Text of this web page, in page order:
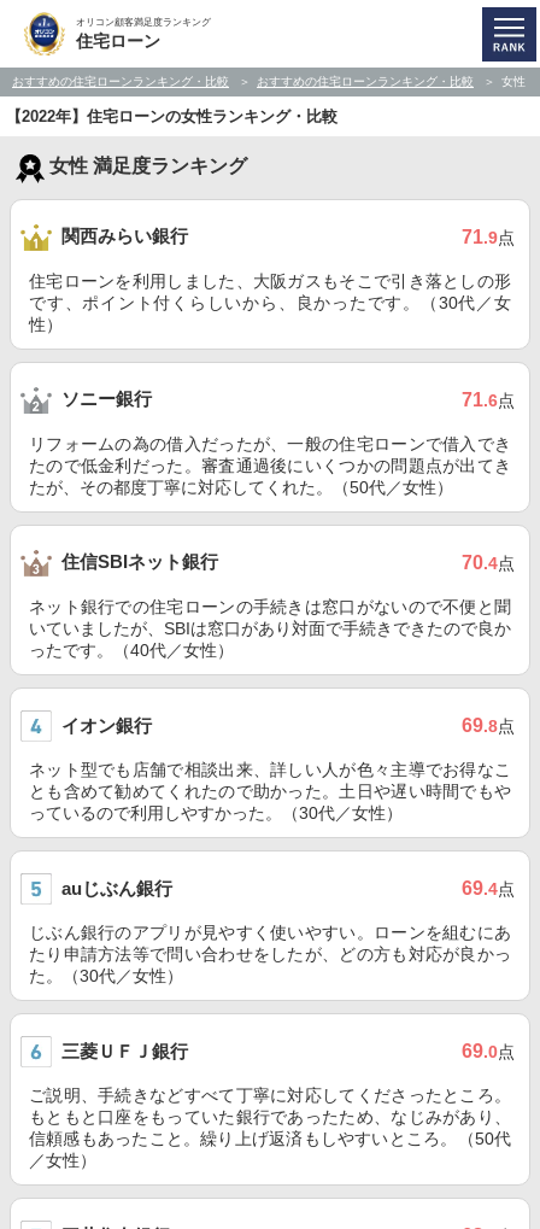
オリコン顧客満足度ランキング
住宅ローン
おすすめの住宅ローンランキング・比較 おすすめの住宅ローンランキング・比較 女性
【2022年】住宅ローンの女性ランキング・比較
女性 満足度ランキング
関西みらい銀行 71.9点
住宅ローンを利用しました、大阪ガスもそこで引き落としの形
です、ポイント付くらしいから、良かったです。（30代／女
性）
ソニー銀行 71.6点
リフォームの為の借入だったが、一般の住宅ローンで借入でき
たので低金利だった。審査通過後にいくつかの問題点が出てき
たが、その都度丁寧に対応してくれた。（50代／女性）
住信SBIネット銀行 70.4点
ネット銀行での住宅ローンの手続きは窓口がないので不便と聞
いていましたが、SBIは窓口があり対面で手続きできたので良か
ったです。（40代／女性）
イオン銀行 69.8点
ネット型でも店舗で相談出来、詳しい人が色々主導でお得なこ
とも含めて勧めてくれたので助かった。土日や遅い時間でもや
っているので利用しやすかった。（30代／女性）
auじぶん銀行 69.4点
じぶん銀行のアプリが見やすく使いやすい。ローンを組むにあ
たり申請方法等で問い合わせをしたが、どの方も対応が良かっ
た。（30代／女性）
三菱ＵＦＪ銀行 69.0点
ご説明、手続きなどすべて丁寧に対応してくださったところ。
もともと口座をもっていた銀行であったため、なじみがあり、
信頼感もあったこと。繰り上げ返済もしやすいところ。（50代
／女性）